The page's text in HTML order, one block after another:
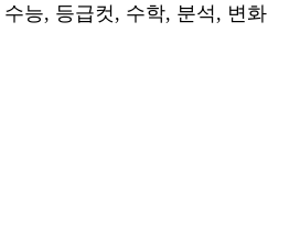
능, 등급컷, 수학, 분석, 변화